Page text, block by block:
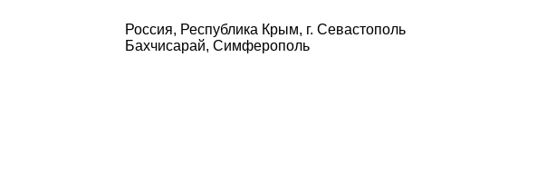
Россия, Республика Крым, г. Севастополь
Бахчисарай, Симферополь